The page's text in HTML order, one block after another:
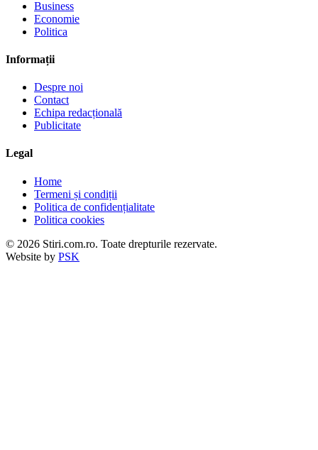
Business
Economie
Politica
Informații
Despre noi
Contact
Echipa redacțională
Publicitate
Legal
Home
Termeni și condiții
Politica de confidențialitate
Politica cookies
© 2026 Stiri.com.ro. Toate drepturile rezervate.
Website by PSK